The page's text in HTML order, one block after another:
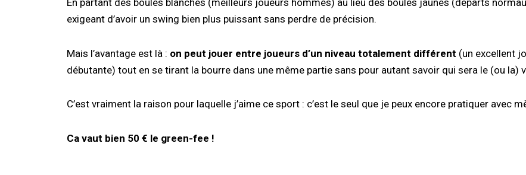
exigeant d’avoir un swing bien plus puissant sans perdre de précision.
Mais l’avantage est là : on peut jouer entre joueurs d’un niveau totalement différent (un excellent
débutante) tout en se tirant la bourre dans une même partie sans pour autant savoir qui sera le (ou la)
C’est vraiment la raison pour laquelle j’aime ce sport : c’est le seul que je peux encore pratiquer avec
Ca vaut bien 50 € le green-fee !